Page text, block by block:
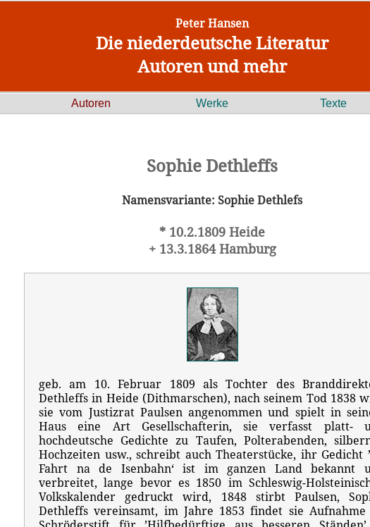
Peter Hansen
Die niederdeutsche Literatur
Autoren und mehr
Autoren Werke Texte
Sophie Dethleffs
Namensvariante: Sophie Dethlefs
* 10.2.1809 Heide
+ 13.3.1864 Hamburg
geb. am 10. Februar 1809 als Tochter des
Dethleffs in Heide (Dithmarschen), nach seinem Tod 1838
sie vom Justizrat Paulsen angenommen und spielt in
Haus eine Art Gesellschafterin, sie verfasst platt-
hochdeutsche Gedichte zu Taufen, Polterabenden,
Hochzeiten usw., schreibt auch Theaterstücke, ihr Gedicht
Fahrt na de Isenbahn‘ ist im ganzen Land bekannt
verbreitet, lange bevor es 1850 im Schleswig-
Volkskalender gedruckt wird, 1848 stirbt Paulsen,
Dethleffs vereinsamt, im Jahre 1853 findet sie